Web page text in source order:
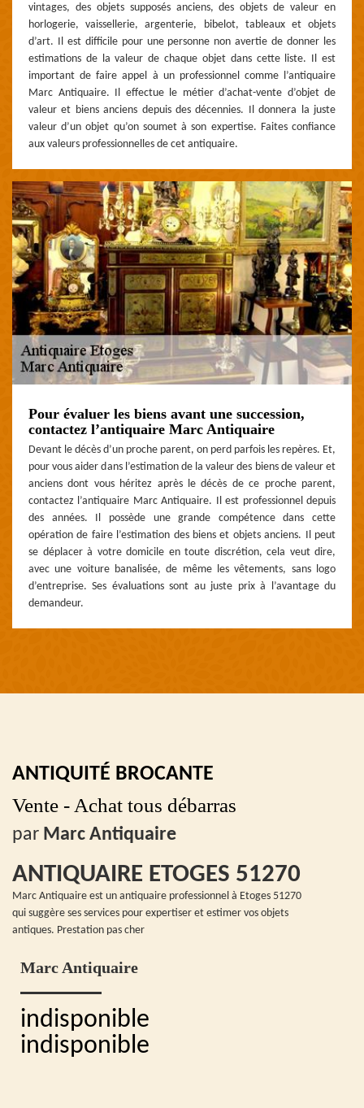
vintages, des objets supposés anciens, des objets de valeur en
horlogerie, vaissellerie, argenterie, bibelot, tableaux et objets
d’art. Il est difficile pour une personne non avertie de donner les
estimations de la valeur de chaque objet dans cette liste. Il est
important de faire appel à un professionnel comme l’antiquaire
Marc Antiquaire. Il effectue le métier d’achat-vente d’objet de
valeur et biens anciens depuis des décennies. Il donnera la juste
valeur d’un objet qu’on soumet à son expertise. Faites confiance
aux valeurs professionnelles de cet antiquaire.
Pour évaluer les biens avant une succession,
contactez l’antiquaire Marc Antiquaire
Devant le décès d’un proche parent, on perd parfois les repères. Et,
pour vous aider dans l’estimation de la valeur des biens de valeur et
anciens dont vous héritez après le décès de ce proche parent,
contactez l’antiquaire Marc Antiquaire. Il est professionnel depuis
des années. Il possède une grande compétence dans cette
opération de faire l’estimation des biens et objets anciens. Il peut
se déplacer à votre domicile en toute discrétion, cela veut dire,
avec une voiture banalisée, de même les vêtements, sans logo
d’entreprise. Ses évaluations sont au juste prix à l’avantage du
demandeur.
ANTIQUITÉ BROCANTE
Vente - Achat tous débarras
par Marc Antiquaire
ANTIQUAIRE ETOGES 51270
Marc Antiquaire est un antiquaire professionnel à Etoges 51270
qui suggère ses services pour expertiser et estimer vos objets
antiques. Prestation pas cher
Marc Antiquaire
indisponible
indisponible